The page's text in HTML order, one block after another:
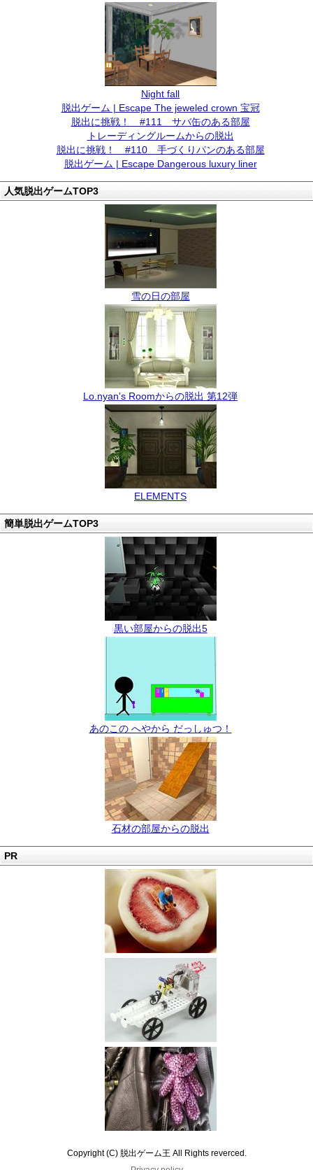
Night fall
脱出ゲーム | Escape The jeweled crown 宝冠
脱出に挑戦！ #111 サバ缶のある部屋
トレーディングルームからの脱出
脱出に挑戦！ #110 手づくりパンのある部屋
脱出ゲーム | Escape Dangerous luxury liner
人気脱出ゲームTOP3
雪の日の部屋
Lo.nyan's Roomからの脱出 第12弾
ELEMENTS
簡単脱出ゲームTOP3
黒い部屋からの脱出5
あのこの へやから だっしゅつ！
石材の部屋からの脱出
PR
Copyright (C) 脱出ゲーム王 All Rights reverced.